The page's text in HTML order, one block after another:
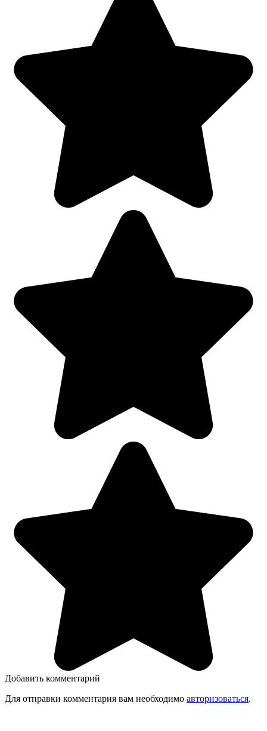
Добавить комментарий
Для отправки комментария вам необходимо авторизоваться.